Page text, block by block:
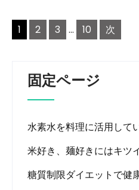
投
稿
ビ
ゲ
ー
シ
ョ
ン
1 2 3 … 10 次
固定ページ
水素水を料理に活用して
米好き、麺好きにはキツ
糖質制限ダイエットで健